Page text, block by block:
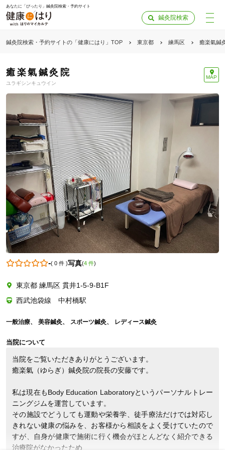
あなたに「ぴったり」鍼灸院検索・予約サイト
鍼灸院検索
鍼灸院検索・予約サイトの「健康にはり」TOP 東京都 練馬区 癒楽氣鍼
癒楽氣鍼灸院
ユラギシンキュウイン
MAP
-( 0 件)写真(4 件)
東京都 練馬区 貫井1-5-9-B1F
西武池袋線 中村橋駅
一般治療 美容鍼灸 スポーツ鍼灸 レディース鍼灸
当院について
当院をご覧いただきありがとうございます。
癒楽氣（ゆらぎ）鍼灸院の院長の安藤です。
私は現在もBody Education Laboratoryというパーソナルトレー
ニングジムを運営しています。
その施設でどうしても運動や栄養学、徒手療法だけでは対応し
きれない健康の悩みを、お客様から相談をよく受けていたので
すが、自身が健康で施術に行く機会がほとんどなく紹介できる
治療院がなかったため
「健康にはりを見た」